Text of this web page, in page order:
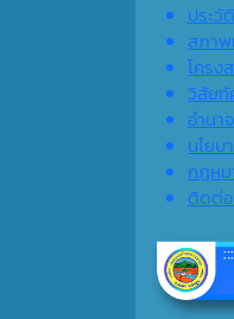
ประวั
สภาพ
โครง
วิสัย
อำนา
นโย
กฎหม
ติดต่อ